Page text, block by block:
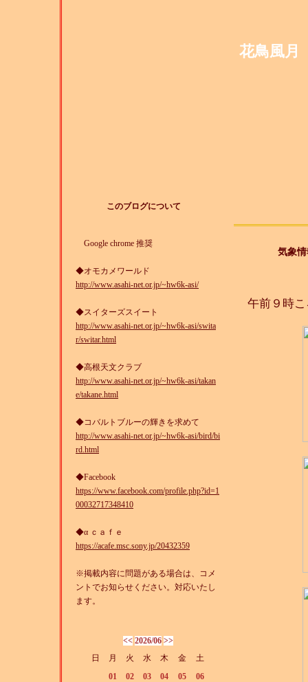
花鳥風月
このブログについて
Google chrome 推奨
◆オモカメワールド
http://www.asahi-net.or.jp/~hw6k-asi/
◆スイターズスイート
http://www.asahi-net.or.jp/~hw6k-asi/swita
r/switar.html
◆高根天文クラブ
http://www.asahi-net.or.jp/~hw6k-asi/takan
e/takane.html
◆コバルトブルーの輝きを求めて
http://www.asahi-net.or.jp/~hw6k-asi/bird/bi
rd.html
◆Facebook
https://www.facebook.com/profile.php?id=1
00032717348410
◆α ｃａｆｅ
https://acafe.msc.sony.jp/20432359
※掲載内容に問題がある場合は、コメ
ントでお知らせください。対応いたし
ます。
<< 2026/06 >>
日
月 火 水 木 金
土
01
02 03 04 05
06
気象
午前９時